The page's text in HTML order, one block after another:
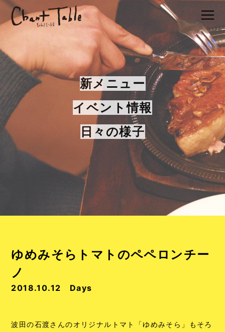
新メニュー
イベント情報
日々の様子
ゆめみそらトマトのペペロンチー
ノ
2018.10.12 Days
波田の石渡さんのオリジナルトマト「ゆめみそら」もそろ